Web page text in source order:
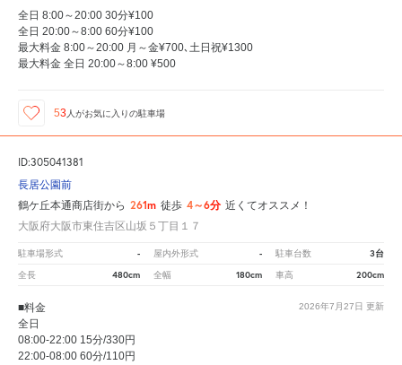
全日 8:00～20:00 30分¥100
全日 20:00～8:00 60分¥100
最大料金 8:00～20:00 月～金¥700､土日祝¥1300
最大料金 全日 20:00～8:00 ¥500
53人がお気に入りの駐車場
ID:305041381
長居公園前
鶴ケ丘本通商店街から 261m 徒歩 4～6分 近くてオススメ！
大阪府大阪市東住吉区山坂５丁目１７
駐車場形式 - 屋内外形式 - 駐車台数 3台
全長 480cm 全幅 180cm 車高 200cm
2026年7月27日 更新
■料金
全日
08:00-22:00 15分/330円
22:00-08:00 60分/110円